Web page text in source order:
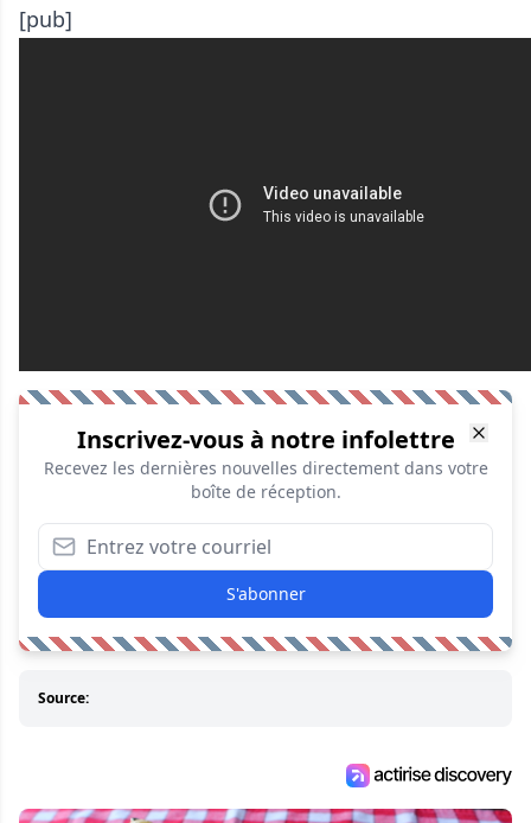
[pub]
Inscrivez-vous à notre infolettre
Recevez les dernières nouvelles directement dans votre
boîte de réception.
S'abonner
Source: